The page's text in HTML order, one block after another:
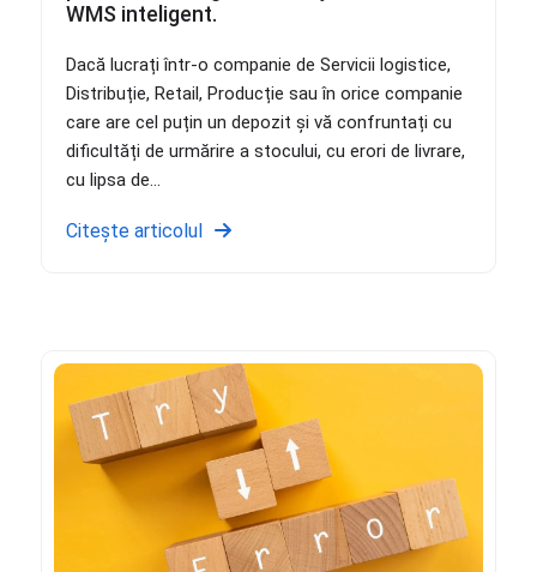
WMS inteligent.
Dacă lucrați într-o companie de Servicii logistice,
Distribuție, Retail, Producție sau în orice companie
care are cel puțin un depozit și vă confruntați cu
dificultăți de urmărire a stocului, cu erori de livrare,
cu lipsa de...
Citește articolul